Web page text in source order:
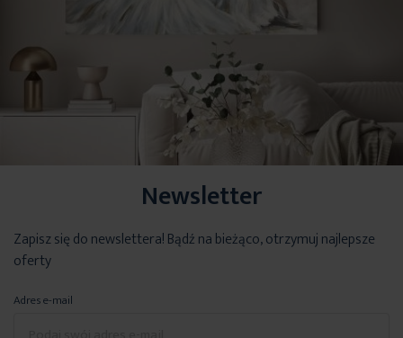
Newsletter
Zapisz się do newslettera! Bądź na bieżąco, otrzymuj najlepsze
oferty
Adres e-mail